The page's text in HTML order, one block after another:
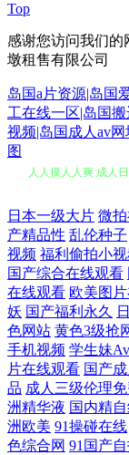
Top
感谢您访问我们的
墩租售有限公司
岛国a片资源|岛国
工在线一区|岛国
视频|岛国成人av
图
费视频在线 国产精
线网站 另类人妖伦
91制片网 成人国产
欧美久久精品网站
久国产精品伦子伦
日本一级大片 微
产精品性 乱伦种子
视频 福利偷拍小视
国产综合在线观看
在线观看 欧美图
妖 国产福利永久
色网站 黄色3级抢
手机视频 学生妹
片在线观看 国产
品 成人三级伦理
洲精华液 国内精
洲欧美 91操碰在线
色综合网 91国产